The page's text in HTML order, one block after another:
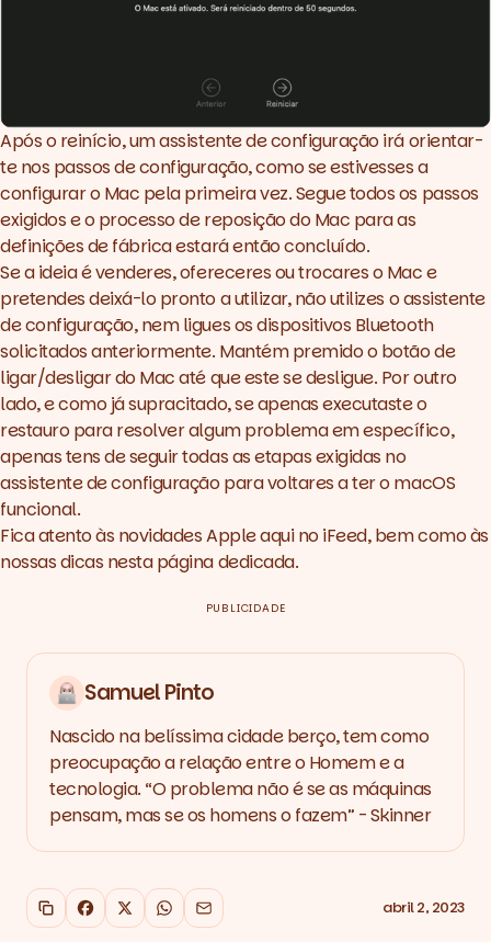
Após o reinício, um assistente de configuração irá orientar-
te nos passos de configuração, como se estivesses a
configurar o Mac pela primeira vez. Segue todos os passos
exigidos e o processo de reposição do Mac para as
definições de fábrica estará então concluído.
Se a ideia é venderes, ofereceres ou trocares o Mac e
pretendes deixá-lo pronto a utilizar, não utilizes o assistente
de configuração, nem ligues os dispositivos Bluetooth
solicitados anteriormente. Mantém premido o botão de
ligar/desligar do Mac até que este se desligue. Por outro
lado, e como já supracitado, se apenas executaste o
restauro para resolver algum problema em específico,
apenas tens de seguir todas as etapas exigidas no
assistente de configuração para voltares a ter o macOS
funcional.
Fica atento às novidades Apple aqui noiFeed, bem como às
nossas dicas nestapágina dedicada.
PUBLICIDADE
Samuel Pinto
Nascido na belíssima cidade berço, tem como
preocupação a relação entre o Homem e a
tecnologia. “O problema não é se as máquinas
pensam, mas se os homens o fazem” - Skinner
Copiar link
Facebook
X WhatsApp
Email abril 2, 2023